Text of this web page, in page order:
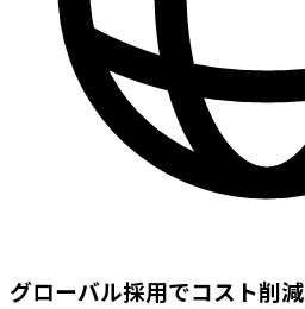
グローバル採用でコスト削減